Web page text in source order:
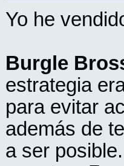
Yo he
Burgle
estrategia
para evitar
además de
a ser